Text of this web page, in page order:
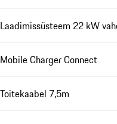
Laadimissüsteem 22 kW
Mobile Charger Connect
Toitekaabel 7,5m